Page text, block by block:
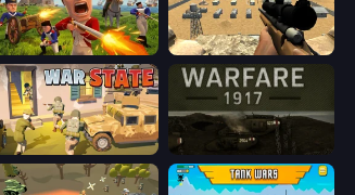
Redcoats.io Ghost Sniper
War State IO: Conquer Battles Warfare 1917